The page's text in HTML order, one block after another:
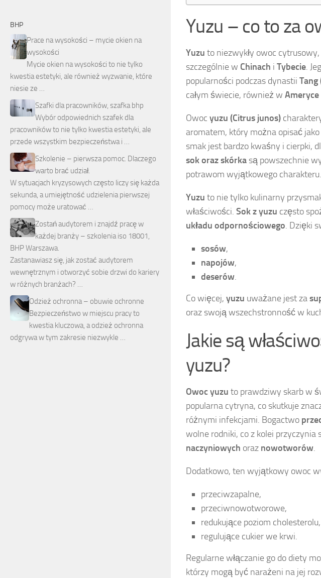
Yuzu – co to za
Yuzu to niezwykły owoc
szczególnie w Chinach i Tybecie.
popularności podczas dynastii
całym świecie, również w Ameryce
Owoc yuzu (Citrus junos)
aromatem, który można opisać
smak jest bardzo kwaśny i cierpki,
sok oraz skórka są powszechnie
potrawom wyjątkowego charakteru.
Yuzu to nie tylko kulinarny
właściwości. Sok z yuzu często
układu odpornościowego. Dzięki
sosów,
napojów,
deserów.
Co więcej, yuzu uważane jest za
oraz swoją wszechstronność w
Jakie są
yuzu?
Owoc yuzu to prawdziwy skarb w
popularna cytryna, co skutkuje
różnymi infekcjami. Bogactwo
wolne rodniki, co z kolei
naczyniowych oraz nowotworów.
Dodatkowo, ten wyjątkowy owoc
przeciwzapalne,
przeciwnowotworowe,
redukujące poziom cholesterolu,
regulujące cukier we krwi.
Regularne włączanie go do diety
którzy mogą być narażeni na jej
BHP
Prace na wysokości – mycie okien na
wysokości
Mycie okien na wysokości to nie tylko
kwestia estetyki, ale również wyzwanie, które
niesie ze …
Szafki dla pracowników, szafka bhp
Wybór odpowiednich szafek dla
pracowników to nie tylko kwestia estetyki, ale
przede wszystkim bezpieczeństwa i …
Szkolenie – pierwsza pomoc. Dlaczego
warto brać udział.
W sytuacjach kryzysowych często liczy się każda
sekunda, a umiejętność udzielenia pierwszej
pomocy może uratować …
Zostań audytorem i znajdź pracę w
każdej branży – szkolenia iso 18001,
BHP Warszawa.
Zastanawiasz się, jak zostać audytorem
wewnętrznym i otworzyć sobie drzwi do kariery
w różnych branżach? …
Odzież ochronna – obuwie ochronne
Bezpieczeństwo w miejscu pracy to
kwestia kluczowa, a odzież ochronna
odgrywa w tym zakresie niezwykle …